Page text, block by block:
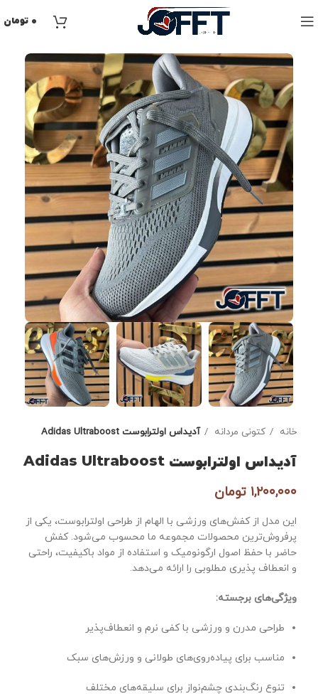
۰ تومان
خانه کتونی مردانه آدیداس‌ اولترا‌بوست Adidas Ultraboost
آدیداس‌ اولترا‌بوست Adidas Ultraboost
۱,۲۰۰,۰۰۰ تومان
این مدل از کفش‌های ورزشی با الهام از طراحی اولترابوست، یکی از
پرفروش‌ترین محصولات مجموعه ما محسوب می‌شود. کفش
حاضر با حفظ اصول ارگونومیک و استفاده از مواد باکیفیت، راحتی
و انعطاف پذیری مطلوبی را ارائه می‌دهد.
ویژگی‌های برجسته:
طراحی مدرن و ورزشی با کفی نرم و انعطاف‌پذیر
مناسب برای پیاده‌روی‌های طولانی و ورزش‌های سبک
تنوع رنگ‌بندی چشم‌نواز برای سلیقه‌های مختلف